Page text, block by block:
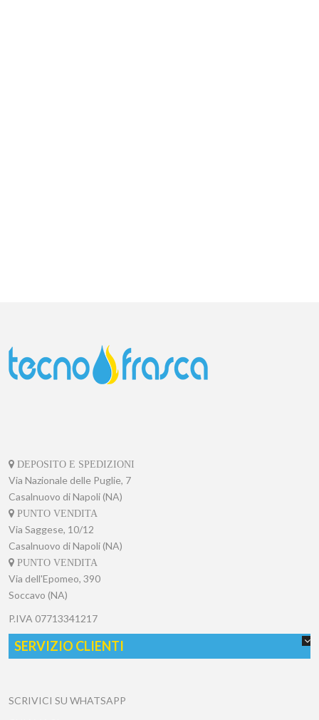
DEPOSITO E SPEDIZIONI
Via Nazionale delle Puglie, 7
Casalnuovo di Napoli (NA)
PUNTO VENDITA
Via Saggese, 10/12
Casalnuovo di Napoli (NA)
PUNTO VENDITA
Via dell'Epomeo, 390
Soccavo (NA)
P.IVA 07713341217
SERVIZIO CLIENTI
SCRIVICI SU WHATSAPP